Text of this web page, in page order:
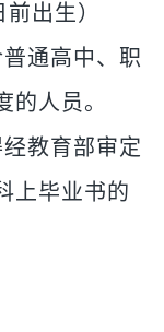
出生）
通高中、职
的人员。
教育部审定
上毕业书的
年3月10